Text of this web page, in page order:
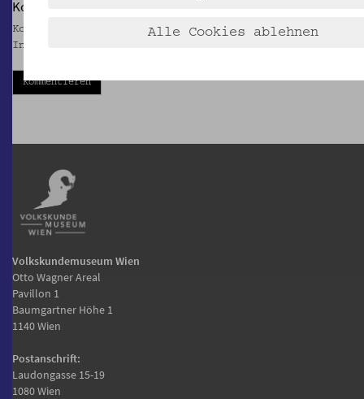
Kommentare
Kommentieren Sie das Objekt - teilen Sie ihre
Informationen mit uns
Kommentieren
Volkskundemuseum Wien
Otto Wagner Areal
Pavillon 1
Baumgartner Höhe 1
1140 Wien
Postanschrift:
Laudongasse 15-19
1080 Wien
Alle Cookies ablehnen